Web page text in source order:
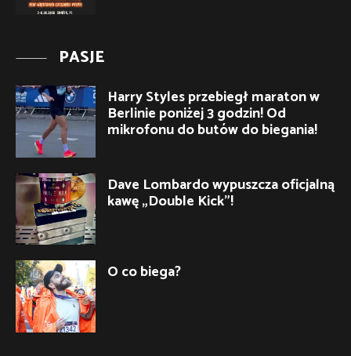
PASJE
Harry Styles przebiegł maraton w
Berlinie poniżej 3 godzin! Od
mikrofonu do butów do biegania!
Dave Lombardo wypuszcza oficjalną
kawę „Double Kick”!
O co biega?